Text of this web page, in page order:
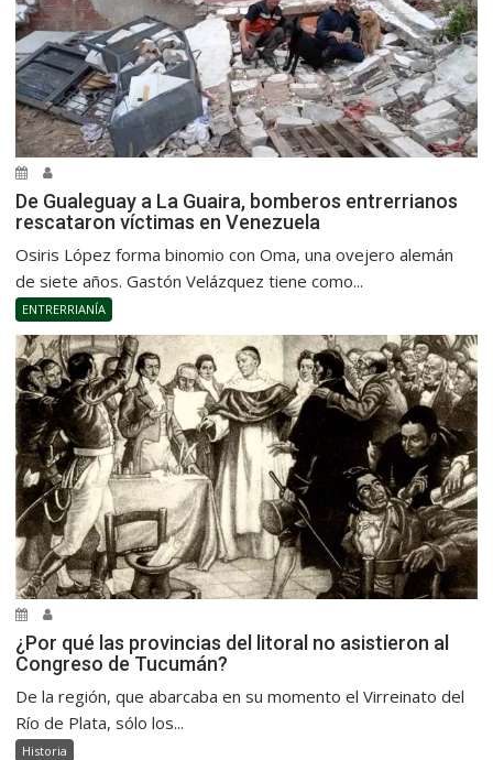
De Gualeguay a La Guaira, bomberos entrerrianos
rescataron víctimas en Venezuela
Osiris López forma binomio con Oma, una ovejero alemán
de siete años. Gastón Velázquez tiene como...
ENTRERRIANÍA
¿Por qué las provincias del litoral no asistieron al
Congreso de Tucumán?
De la región, que abarcaba en su momento el Virreinato del
Río de Plata, sólo los...
Historia